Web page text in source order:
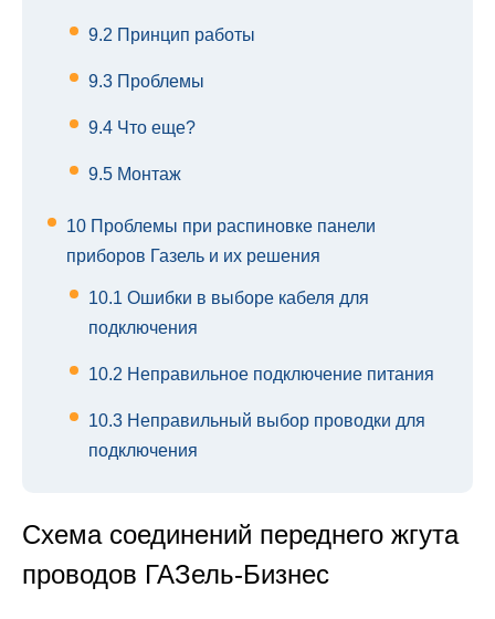
9.2 Принцип работы
9.3 Проблемы
9.4 Что еще?
9.5 Монтаж
10 Проблемы при распиновке панели
приборов Газель и их решения
10.1 Ошибки в выборе кабеля для
подключения
10.2 Неправильное подключение питания
10.3 Неправильный выбор проводки для
подключения
Схема соединений переднего жгута
проводов ГАЗель-Бизнес